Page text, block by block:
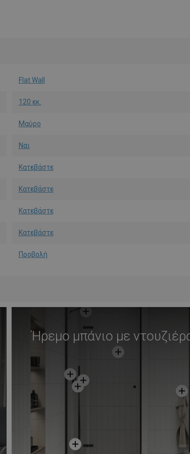
Flat Wall
120 εκ.
Μαύρο
Ναι
Κατεβάστε
Κατεβάστε
Κατεβάστε
Κατεβάστε
Προβολή
Ήρεμο μπάνιο με